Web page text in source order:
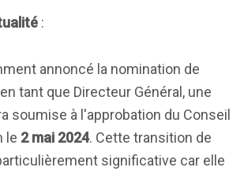
:
annoncé la nomination de
en tant que Directeur Général, une
soumise à l'approbation du Conseil
le 2 mai 2024. Cette transition de
significative car elle